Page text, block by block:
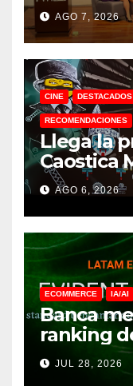
AGO 7, 2026
CINE DESTACADOS
RECOMENDACIONES
Llega la
Caostica
AGO 6, 2026
ECOMMERCE IA/AI
Banca
ranking
JUL 28, 2026